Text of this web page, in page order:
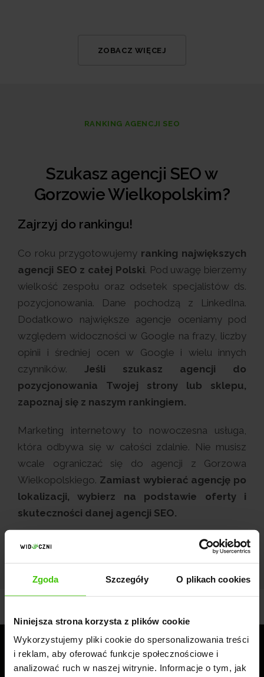
Zgoda Szczegóły O plikach cookies
Niniejsza strona korzysta z plików cookie
Wykorzystujemy pliki cookie do spersonalizowania treści
i reklam, aby oferować funkcje społecznościowe i
analizować ruch w naszej witrynie. Informacje o tym, jak
ZOBACZ WIĘCEJ
RANKING AGENCJI SEO
Szukasz agencji SEO w
Gorzowie Wielkopolskim?
Zajrzyj do rankingu!
Co roku przygotowujemy ranking największych
agencji SEO z całej Polski. Pod uwagę bierzemy
wielkość zespołu oraz odsetek specjalistów ds.
pozycjonowania. Dane pochodzą z LinkedIna.
Dodatkowo największe agencje oceniamy pod
względem widoczności w Google na frazy, liczby
opinii i średniej ocen w Google i wielu innych
czynników. Jeśli szukasz agencji do
pozycjonowania Twojej strony lub sklepu,
zapoznaj się z naszym rankingiem.
Marketing internetowy to nowoczesna usługa,
która odbywa się w całości zdalnie. Nie musisz
wcale ograniczać się do agencji z Gorzowa
Wielkopolskiego. Zamiast wybierać agencję po
lokalizacji, wybierz na podstawie oferty i
skuteczności danej agencji SEO.
Sprawdź jak możemy pomóc w rozwoju